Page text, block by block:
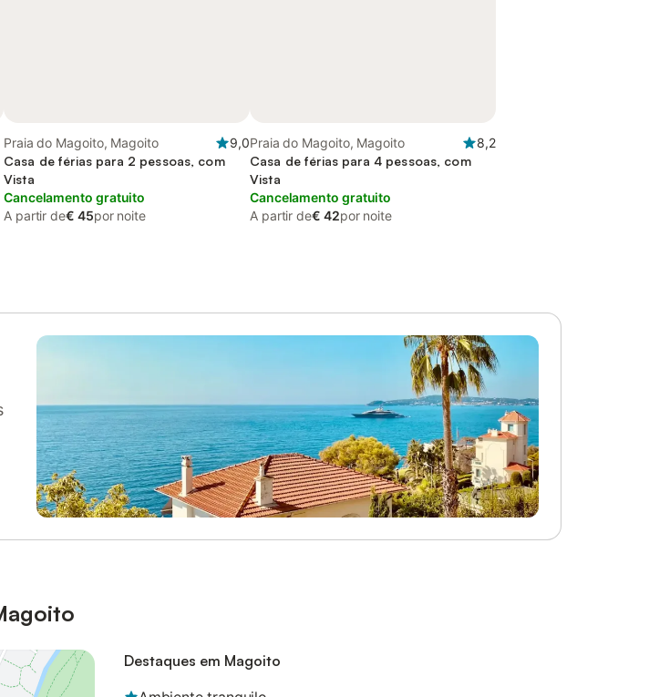
Praia do Magoito, Magoito
9,0
Casa de férias para 2 pessoas, com
Vista
Cancelamento gratuito
A partir de€ 45por noite
Praia do Magoito, Magoito
8,2
Casa de férias para 4 pessoas, com
Vista
Cancelamento gratuito
A partir de€ 42por noite
Destaques em Magoito